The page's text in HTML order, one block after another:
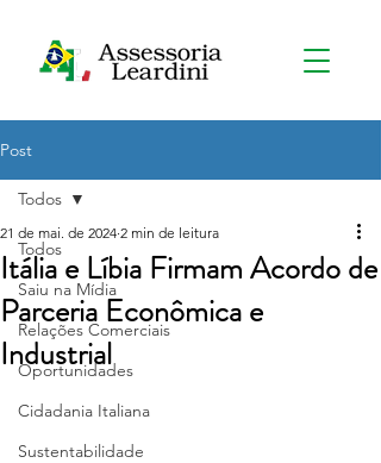
Post
Todos
Saiu na Mídia
Relações Comerciais
Oportunidades
Cidadania Italiana
Sustentabilidade
Todos
Itália e Líbia Firmam Acordo de
Parceria Econômica e
Industrial
21 de mai. de 2024 2 min de leitura